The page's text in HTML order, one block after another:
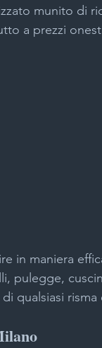
munito di
a prezzi
in maniera
pulegge,
qualsiasi risma